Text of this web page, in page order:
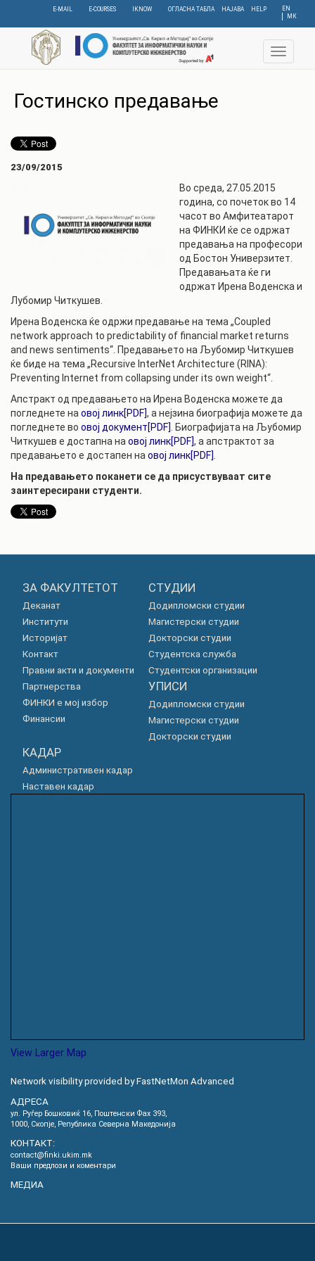
content
EN
МК
E-MAIL E-COURSES IKNOW ОГЛАСНА ТАБЛА НАЈАВА HELP
Toggle
Гостинско предавање
23/09/2015
Во среда, 27.05.2015
година, со почеток во 14
часот во Амфитеатарот
на ФИНКИ ќе се одржат
предавања на професори
од Бостон Универзитет.
Предавањата ќе ги
одржат Ирена Воденска и
Лубомир Читкушев.
Ирена Воденска ќе одржи предавање на тема „Coupled
network approach to predictability of financial market returns
and news sentiments“. Предавањето на Љубомир Читкушев
ќе биде на тема „Recursive InterNet Architecture (RINA):
Preventing Internet from collapsing under its own weight“.
Апстракт од предавањето на Ирена Воденска можете да
погледнете на овој линк[PDF], а нејзина биографија можете да
погледнете во овој документ[PDF]
. Биографијата на Љубомир
Читкушев е достапна на овој линк[PDF], а апстрактот за
предавањето е достапен на овој линк[PDF]
На предавањето поканети се да присуствуваат сите
заинтересирани студенти.
ЗА ФАКУЛТЕТОТ
Деканат
Институти
Историјат
Контакт
Правни акти и документи
Партнерства
ФИНКИ е мој избор
Финансии
СТУДИИ
Додипломски студии
Магистерски студии
Докторски студии
Студентска служба
Студентски организации
УПИСИ
Додипломски студии
Магистерски студии
Докторски студии
КАДАР
Административен кадар
Наставен кадар
View Larger Map
Network visibility provided by FastNetMon Advanced
АДРЕСА
ул. Руѓер Бошковиќ 16, Пoштенски Фах 393,
1000, Скопје, Република Северна Македонија
КОНТАКТ:
contact@finki.ukim.mk
Ваши предлози и коментари
МЕДИА